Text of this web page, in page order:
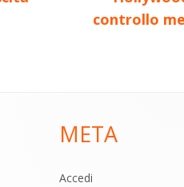
articolo:
controllo
META
Accedi